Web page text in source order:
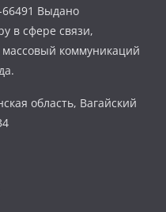
Выдано
в сфере связи,
коммуникаций
область, Вагайский